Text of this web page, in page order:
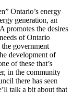
Ontario’s energy
generation, an
promotes the desires
of Ontario
government
development of
of these that’s
in the community
there has seen
talk a bit about that